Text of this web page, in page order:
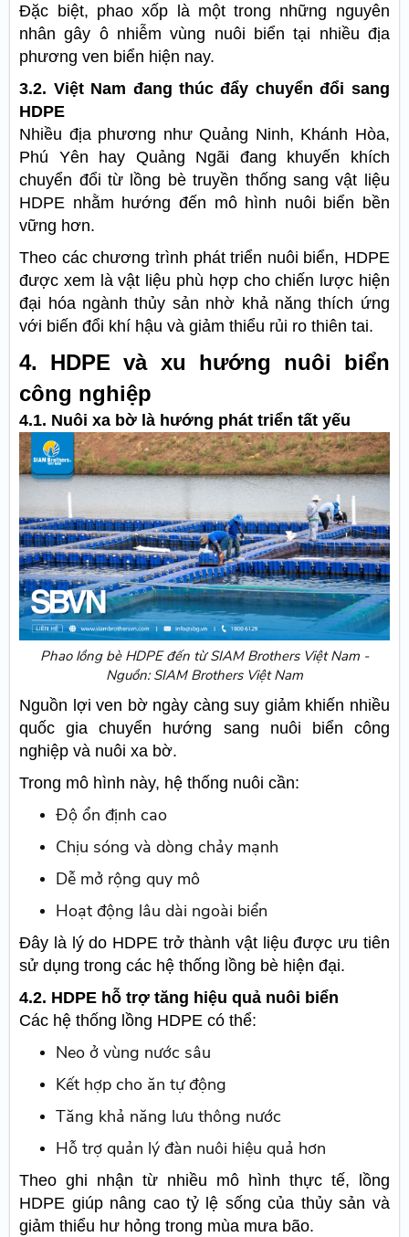
Đặc biệt, phao xốp là một trong những nguyên
nhân gây ô nhiễm vùng nuôi biển tại nhiều địa
phương ven biển hiện nay.
3.2. Việt Nam đang thúc đẩy chuyển đổi sang
HDPE
Nhiều địa phương như Quảng Ninh, Khánh Hòa,
Phú Yên hay Quảng Ngãi đang khuyến khích
chuyển đổi từ lồng bè truyền thống sang vật liệu
HDPE nhằm hướng đến mô hình nuôi biển bền
vững hơn.
Theo các chương trình phát triển nuôi biển, HDPE
được xem là vật liệu phù hợp cho chiến lược hiện
đại hóa ngành thủy sản nhờ khả năng thích ứng
với biến đổi khí hậu và giảm thiểu rủi ro thiên tai.
4. HDPE và xu hướng nuôi biển
công nghiệp
4.1. Nuôi xa bờ là hướng phát triển tất yếu
Phao lồng bè HDPE đến từ SIAM Brothers Việt Nam -
Nguồn: SIAM Brothers Việt Nam
Nguồn lợi ven bờ ngày càng suy giảm khiến nhiều
quốc gia chuyển hướng sang nuôi biển công
nghiệp và nuôi xa bờ.
Trong mô hình này, hệ thống nuôi cần:
Độ ổn định cao
Chịu sóng và dòng chảy mạnh
Dễ mở rộng quy mô
Hoạt động lâu dài ngoài biển
Đây là lý do HDPE trở thành vật liệu được ưu tiên
sử dụng trong các hệ thống lồng bè hiện đại.
4.2. HDPE hỗ trợ tăng hiệu quả nuôi biển
Các hệ thống lồng HDPE có thể:
Neo ở vùng nước sâu
Kết hợp cho ăn tự động
Tăng khả năng lưu thông nước
Hỗ trợ quản lý đàn nuôi hiệu quả hơn
Theo ghi nhận từ nhiều mô hình thực tế, lồng
HDPE giúp nâng cao tỷ lệ sống của thủy sản và
giảm thiểu hư hỏng trong mùa mưa bão.